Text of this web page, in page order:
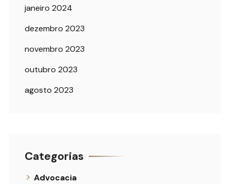
janeiro 2024
dezembro 2023
novembro 2023
outubro 2023
agosto 2023
Categorias
Advocacia